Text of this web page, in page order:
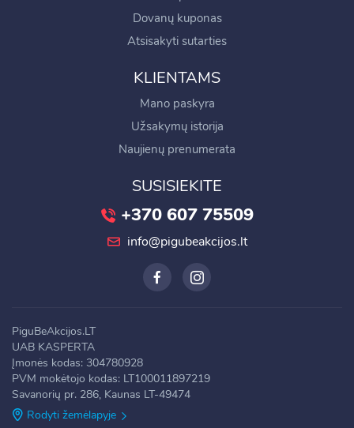
Dovanų kuponas
Atsisakyti sutarties
KLIENTAMS
Mano paskyra
Užsakymų istorija
Naujienų prenumerata
SUSISIEKITE
+370 607 75509
info@pigubeakcijos.lt
PiguBeAkcijos.LT
UAB KASPERTA
Įmonės kodas: 304780928
PVM mokėtojo kodas: LT100011897219
Savanorių pr. 286, Kaunas LT-49474
Rodyti žemėlapyje